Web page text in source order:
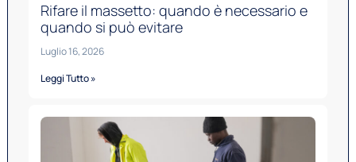
Rifare il massetto: quando è necessario e
quando si può evitare
Luglio 16, 2026
Leggi Tutto »